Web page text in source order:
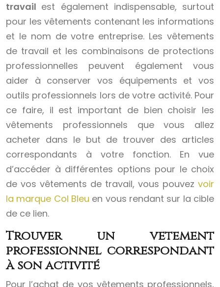
travail est également indispensable, surtout
pour les vêtements contenant les informations
et le nom de votre entreprise. Les vêtements
de travail et les combinaisons de protections
professionnelles peuvent également vous
aider à conserver vos équipements et vos
outils professionnels lors de votre activité. Pour
ce faire, il est important de bien choisir les
vêtements professionnels que vous allez
acheter dans le but de trouver des articles
correspondants à votre fonction. En vue
d’accéder à différentes options pour le choix
de vos vêtements de travail, vous pouvez voir
la marque Col Bleu en vous rendant sur la cible
de ce lien.
Trouver un vêtement
professionnel correspondant
à son activité
Pour l’achat de vos vêtements professionnels,